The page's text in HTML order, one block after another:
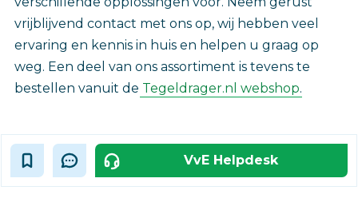
vrijblijvend contact met ons op, wij hebben veel
ervaring en kennis in huis en helpen u graag op
weg. Een deel van ons assortiment is tevens te
bestellen vanuit de Tegeldrager.nl webshop.
VvE Helpdesk